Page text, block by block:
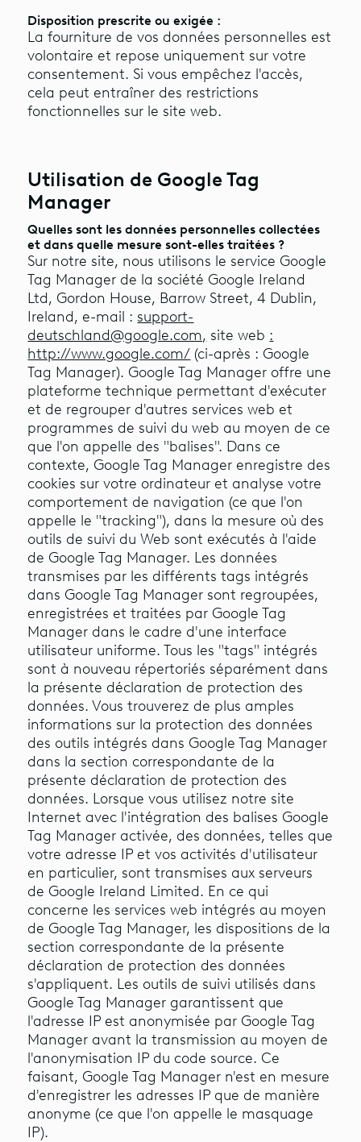
Disposition prescrite ou exigée :
La fourniture de vos données personnelles est
volontaire et repose uniquement sur votre
consentement. Si vous empêchez l'accès,
cela peut entraîner des restrictions
fonctionnelles sur le site web.
Utilisation de Google Tag
Manager
Quelles sont les données personnelles collectées
et dans quelle mesure sont-elles traitées ?
Sur notre site, nous utilisons le service Google
Tag Manager de la société Google Ireland
Ltd, Gordon House, Barrow Street, 4 Dublin,
Ireland, e-mail : support-
deutschland@google.com, site web :
http://www.google.com/ (ci-après : Google
Tag Manager). Google Tag Manager offre une
plateforme technique permettant d'exécuter
et de regrouper d'autres services web et
programmes de suivi du web au moyen de ce
que l'on appelle des "balises". Dans ce
contexte, Google Tag Manager enregistre des
cookies sur votre ordinateur et analyse votre
comportement de navigation (ce que l'on
appelle le "tracking"), dans la mesure où des
outils de suivi du Web sont exécutés à l'aide
de Google Tag Manager. Les données
transmises par les différents tags intégrés
dans Google Tag Manager sont regroupées,
enregistrées et traitées par Google Tag
Manager dans le cadre d'une interface
utilisateur uniforme. Tous les "tags" intégrés
sont à nouveau répertoriés séparément dans
la présente déclaration de protection des
données. Vous trouverez de plus amples
informations sur la protection des données
des outils intégrés dans Google Tag Manager
dans la section correspondante de la
présente déclaration de protection des
données. Lorsque vous utilisez notre site
Internet avec l'intégration des balises Google
Tag Manager activée, des données, telles que
votre adresse IP et vos activités d'utilisateur
en particulier, sont transmises aux serveurs
de Google Ireland Limited. En ce qui
concerne les services web intégrés au moyen
de Google Tag Manager, les dispositions de la
section correspondante de la présente
déclaration de protection des données
s'appliquent. Les outils de suivi utilisés dans
Google Tag Manager garantissent que
l'adresse IP est anonymisée par Google Tag
Manager avant la transmission au moyen de
l'anonymisation IP du code source. Ce
faisant, Google Tag Manager n'est en mesure
d'enregistrer les adresses IP que de manière
anonyme (ce que l'on appelle le masquage
IP).